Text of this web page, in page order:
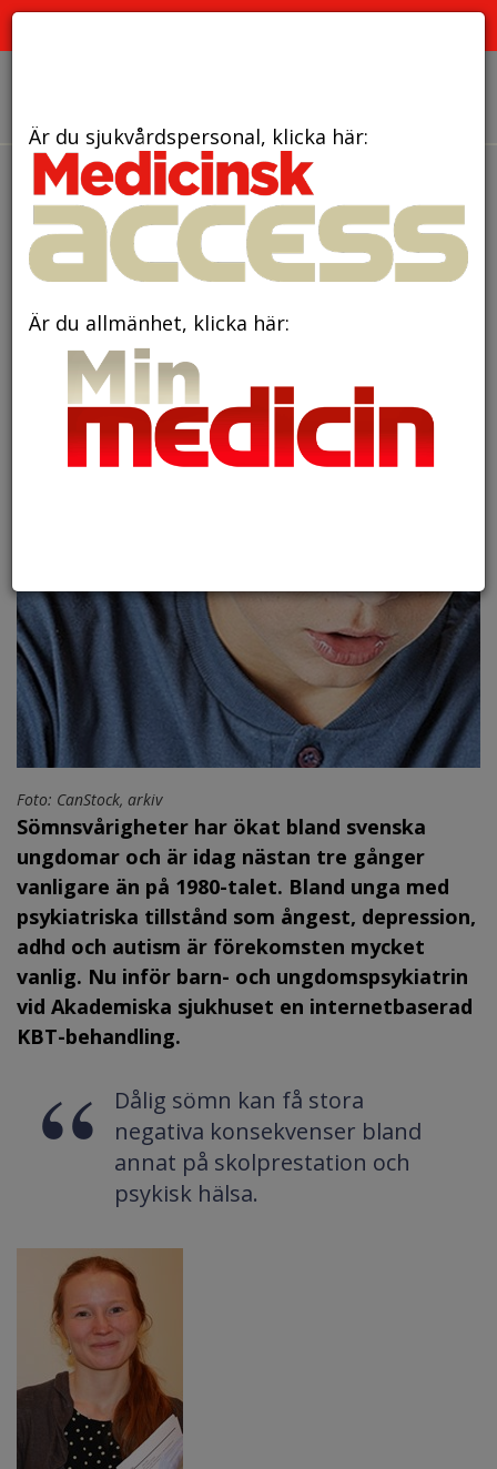
den 25 januari 2018
Unga med
sömnproblem erbjuds
internetbehandling
Foto: CanStock, arkiv
Sömnsvårigheter har ökat bland svenska
ungdomar och är idag nästan tre gånger
vanligare än på 1980-talet. Bland unga med
psykiatriska tillstånd som ångest, depression,
adhd och autism är förekomsten mycket
vanlig. Nu inför barn- och ungdomspsykiatrin
vid Akademiska sjukhuset en internetbaserad
KBT-behandling.
Dålig sömn kan få stora
negativa konsekvenser bland
annat på skolprestation och
psykisk hälsa.
Är du sjukvårdspersonal, klicka här:
Är du allmänhet, klicka här: